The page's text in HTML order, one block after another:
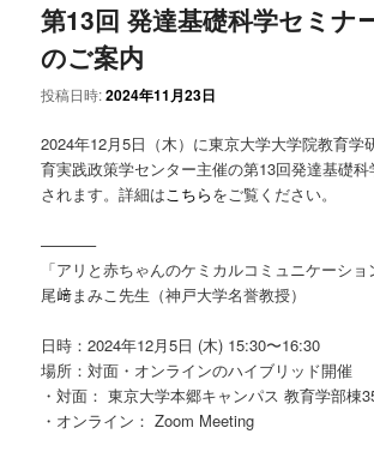
テ
ン
ツ
へ
動
ン
ツ
へ
移
第13回 発達基礎科学セミナ
のご案内
投稿日時:2024年11月23日
2024年12月5日（木）に東京大学大学院教育学
育実践政策学センター主催の第13回発達基礎
されます。詳細は こちらをご覧ください。
———–
「アリと赤ちゃんのケミカルコミュニケーショ
尾﨑まみこ先生（神戸大学名誉教授）
日時：2024年12月5日 (木) 15:30〜16:30
場所：対面・オンラインのハイブリッド開催
・対面： 東京大学本郷キャンパス 教育学部棟
・オンライン： Zoom Meeting